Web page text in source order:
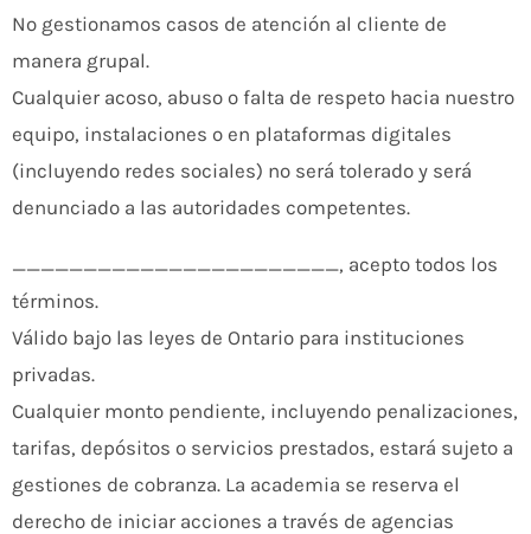
No gestionamos casos de atención al cliente de
manera grupal.
Cualquier acoso, abuso o falta de respeto hacia nuestro
equipo, instalaciones o en plataformas digitales
(incluyendo redes sociales) no será tolerado y será
denunciado a las autoridades competentes.
_______________________, acepto todos los
términos.
Válido bajo las leyes de Ontario para instituciones
privadas.
Cualquier monto pendiente, incluyendo penalizaciones,
tarifas, depósitos o servicios prestados, estará sujeto a
gestiones de cobranza. La academia se reserva el
derecho de iniciar acciones a través de agencias